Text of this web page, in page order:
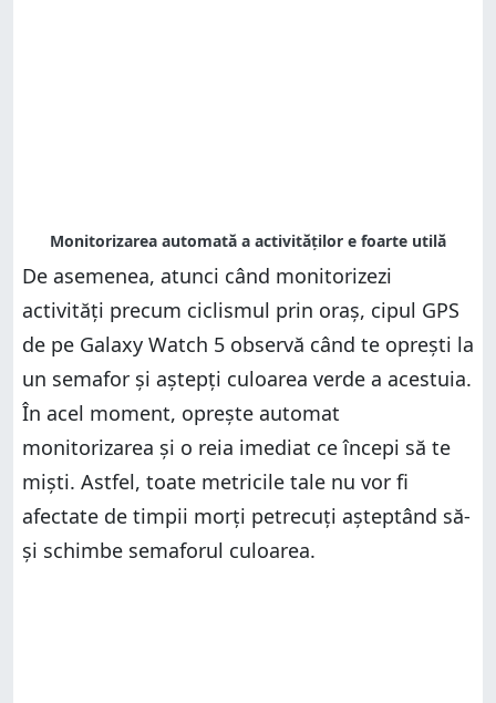
De asemenea, atunci când monitorizezi
activități precum ciclismul prin oraș, cipul GPS
de pe Galaxy Watch 5 observă când te oprești la
un semafor și aștepți culoarea verde a acestuia.
În acel moment, oprește automat
monitorizarea și o reia imediat ce începi să te
miști. Astfel, toate metricile tale nu vor fi
afectate de timpii morți petrecuți așteptând să-
și schimbe semaforul culoarea.